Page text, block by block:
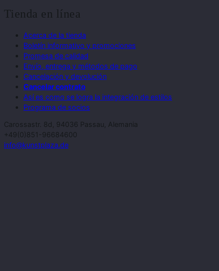
Tienda en línea
Acerca de la tienda
Boletín informativo y promociones
Promesa de calidad
Envío, entrega y métodos de pago
Cancelación y devolución
Cancelar contrato
Así es como se logra la integración de estilos
Programa de socios
Carossastr. 8d, 94036 Passau, Alemania
+49(0)851-96684600
info@kunstplaza.de